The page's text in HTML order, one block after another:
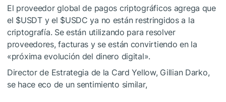
El proveedor global de pagos criptográficos agrega que
el $USDTy el $USDC ya no están restringidos a la
criptografía. Se están utilizando para resolver
proveedores, facturas y se están convirtiendo en la
«próxima evolución del dinero digital».
Director de Estrategia de la Card Yellow, Gillian Darko,
se hace eco de un sentimiento similar,